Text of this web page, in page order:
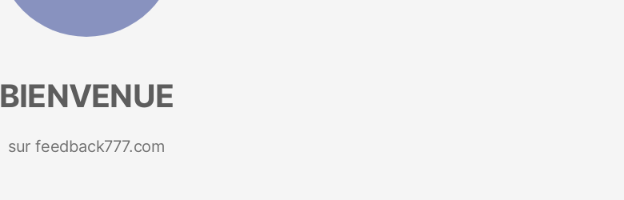
BIENVENUE
sur feedback777.com